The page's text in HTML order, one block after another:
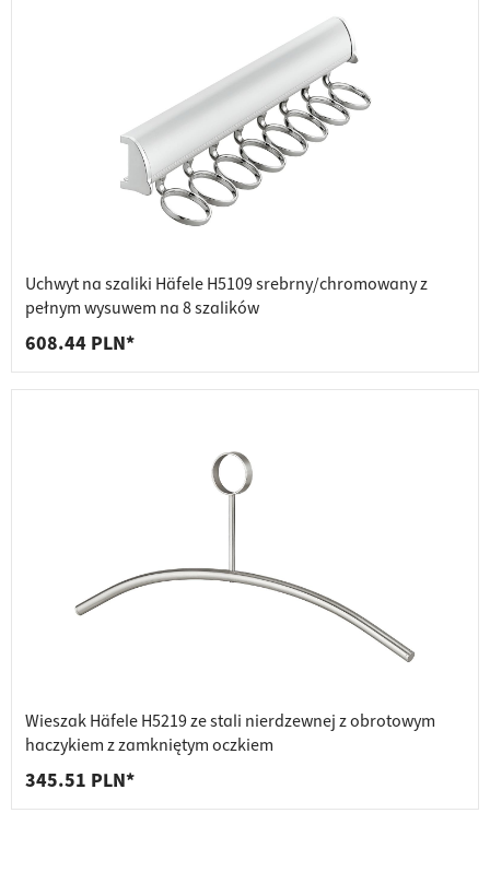
Uchwyt na szaliki Häfele H5109 srebrny/chromowany z
pełnym wysuwem na 8 szalików
608.44 PLN*
Wieszak Häfele H5219 ze stali nierdzewnej z obrotowym
haczykiem z zamkniętym oczkiem
345.51 PLN*